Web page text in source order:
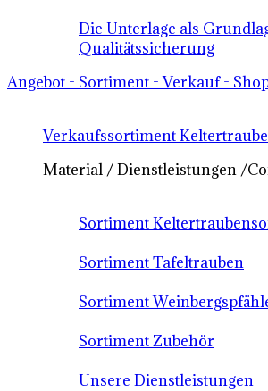
Die Unterlage als
Qualitätssicherung
Angebot - Sortiment - Verkauf -
Verkaufssortiment
Material / Dienstleistungen /
Sortiment
Sortiment Tafeltrauben
Sortiment
Sortiment Zubehör
Unsere Dienstleistungen